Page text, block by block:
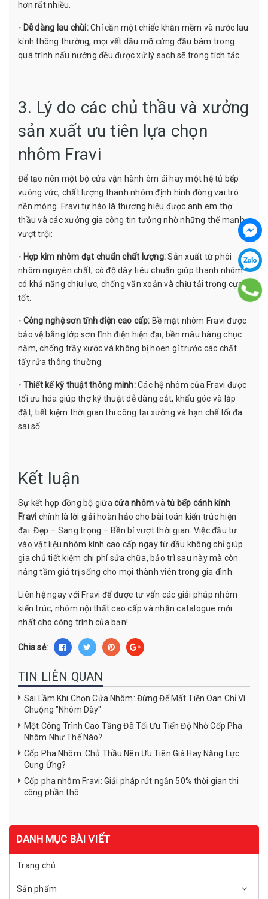
hơn rất nhiều.
- Dễ dàng lau chùi:Chỉ cần một chiếc khăn mềm và nước lau
kính thông thường, mọi vết dầu mỡ cứng đầu bám trong
quá trình nấu nướng đều được xử lý sạch sẽ trong tích tắc.
3. Lý do các chủ thầu và xưởng
sản xuất ưu tiên lựa chọn
nhôm Fravi
Để tạo nên một bộ cửa vận hành êm ái hay một hệ tủ bếp
vuông vức, chất lượng thanh nhôm định hình đóng vai trò
nền móng. Fravi tự hào là thương hiệu được anh em thợ
thầu và các xưởng gia công tin tưởng nhờ những thế mạnh
vượt trội:
- Hợp kim nhôm đạt chuẩn chất lượng:Sản xuất từ phôi
nhôm nguyên chất, có độ dày tiêu chuẩn giúp thanh nhôm
có khả năng chịu lực, chống vặn xoắn và chịu tải trọng cực
tốt.
- Công nghệ sơn tĩnh điện cao cấp: Bề mặt nhôm Fravi được
bảo vệ bằng lớp sơn tĩnh điện hiện đại, bền màu hàng chục
năm, chống trầy xước và không bị hoen gỉ trước các chất
tẩy rửa thông thường.
- Thiết kế kỹ thuật thông minh:Các hệ nhôm của Fravi được
tối ưu hóa giúp thợ kỹ thuật dễ dàng cắt, khấu góc và lắp
đặt, tiết kiệm thời gian thi công tại xưởng và hạn chế tối đa
sai số.
Kết luận
Sự kết hợp đồng bộ giữa cửa nhômvà tủ bếp cánh kính
Fravi chính là lời giải hoàn hảo cho bài toán kiến trúc hiện
đại: Đẹp – Sang trọng – Bền bỉ vượt thời gian. Việc đầu tư
vào vật liệu nhôm kính cao cấp ngay từ đầu không chỉ giúp
gia chủ tiết kiệm chi phí sửa chữa, bảo trì sau này mà còn
nâng tầm giá trị sống cho mọi thành viên trong gia đình.
Liên hệ ngay với Fravi để được tư vấn các giải pháp nhôm
kiến trúc, nhôm nội thất cao cấp và nhận catalogue mới
nhất cho công trình của bạn!
Chia sẻ:
TIN LIÊN QUAN
Sai Lầm Khi Chọn Cửa Nhôm: Đừng Để Mất Tiền Oan Chỉ Vì
Chuộng "Nhôm Dày"
Một Công Trình Cao Tầng Đã Tối Ưu Tiến Độ Nhờ Cốp Pha
Nhôm Như Thế Nào?
Cốp Pha Nhôm: Chủ Thầu Nên Ưu Tiên Giá Hay Năng Lực
Cung Ứng?
Cốp pha nhôm Fravi: Giải pháp rút ngắn 50% thời gian thi
công phần thô
DANH MỤC BÀI VIẾT
Trang chủ
Sản phẩm